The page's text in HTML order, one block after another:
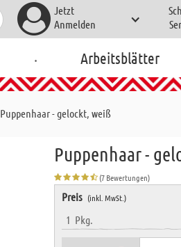
Jetzt
Anmelden
. Arbeitsblätter
Puppenhaar - gelockt, weiß
Puppenhaar -
(7 Bewertungen)
Preis (inkl. MwSt.)
1 Pkg.